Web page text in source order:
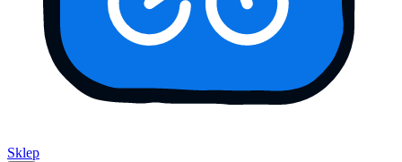
Sklep